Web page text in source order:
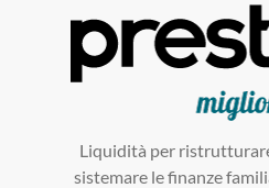
Liquidità per ristrutturare
sistemare le finanze